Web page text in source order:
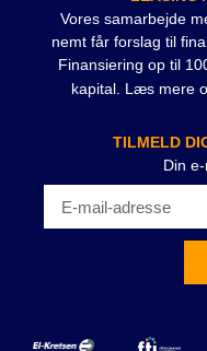
Vores samarbejde
nemt får forslag til
Finansiering op til
kapital. Læs mere
TILMELD
Din